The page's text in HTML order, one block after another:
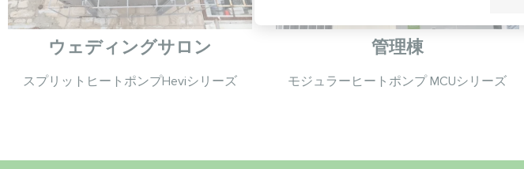
ウェディングサロン
スプリットヒートポンプHeviシリーズ
管理棟
モジュラーヒートポンプ MCUシリーズ